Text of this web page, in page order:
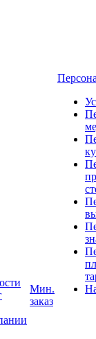
Мин.
заказ